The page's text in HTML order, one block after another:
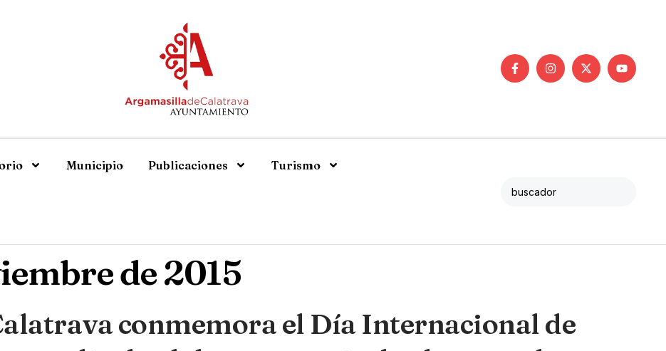
Municipio Publicaciones Turismo
de 2015
conmemora el Día Internacional de